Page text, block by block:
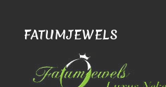
FATUMJEWELS